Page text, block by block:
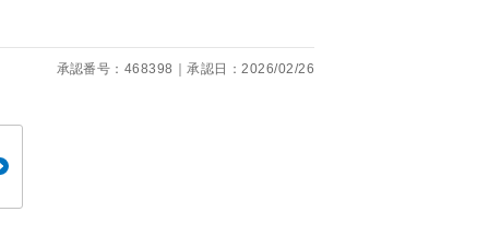
承認番号：468398｜承認日：2026/02/26